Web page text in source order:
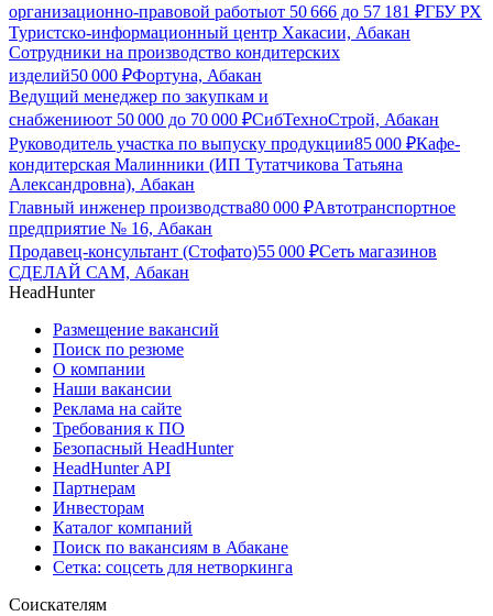
организационно-правовой работыот 50 666 до 57 181 ₽ГБУ РХ
Туристско-информационный центр Хакасии, Абакан
Сотрудники на производство кондитерских
изделий50 000 ₽Фортуна, Абакан
Ведущий менеджер по закупкам и
снабжениюот 50 000 до 70 000 ₽СибТехноСтрой, Абакан
Руководитель участка по выпуску продукции85 000 ₽Кафе-
кондитерская Малинники (ИП Тутатчикова Татьяна
Александровна), Абакан
Главный инженер производства80 000 ₽Автотранспортное
предприятие № 16, Абакан
Продавец-консультант (Стофато)55 000 ₽Сеть магазинов
СДЕЛАЙ САМ, Абакан
HeadHunter
Размещение вакансий
Поиск по резюме
О компании
Наши вакансии
Реклама на сайте
Требования к ПО
Безопасный HeadHunter
HeadHunter API
Партнерам
Инвесторам
Каталог компаний
Поиск по вакансиям в Абакане
Сетка: соцсеть для нетворкинга
Соискателям